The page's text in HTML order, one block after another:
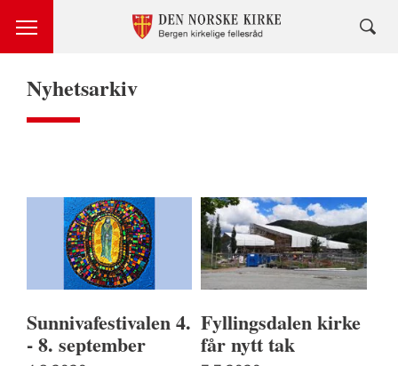
Nyhetsarkiv
Sunnivafestivalen 4.
- 8. september
Fyllingsdalen kirke
får nytt tak